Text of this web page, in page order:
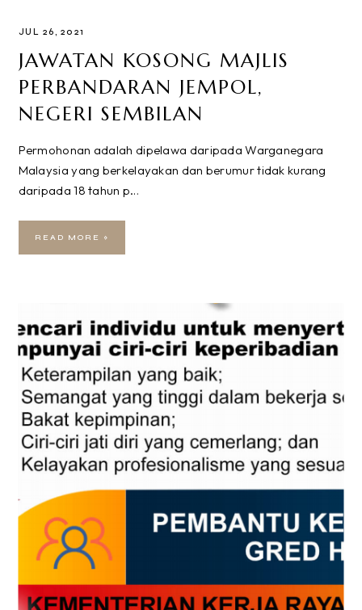
JUL 26, 2021
JAWATAN KOSONG MAJLIS
PERBANDARAN JEMPOL,
NEGERI SEMBILAN
Permohonan adalah dipelawa daripada Warganegara
Malaysia yang berkelayakan dan berumur tidak kurang
daripada 18 tahun p…
READ MORE »